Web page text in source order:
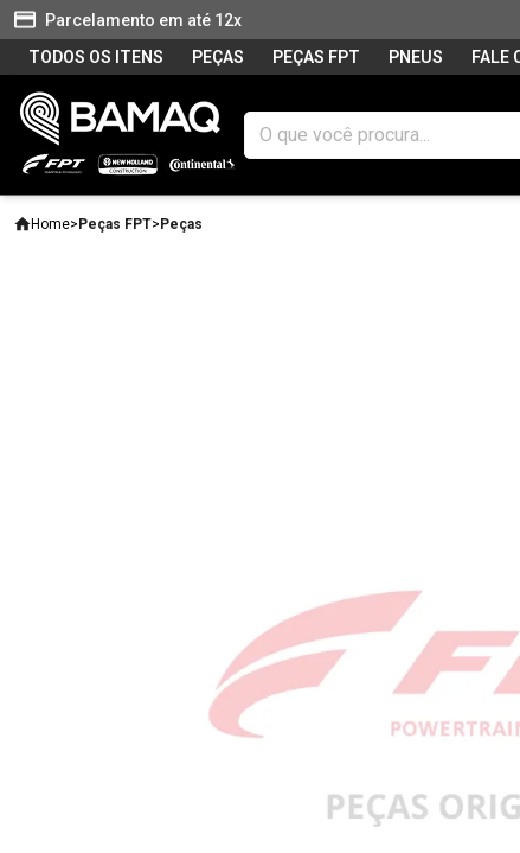
Parcelamento em até 12x
TODOS OS ITENS
PEÇAS PEÇAS FPT PNEUS FALE
Home> Peças FPT> Peças